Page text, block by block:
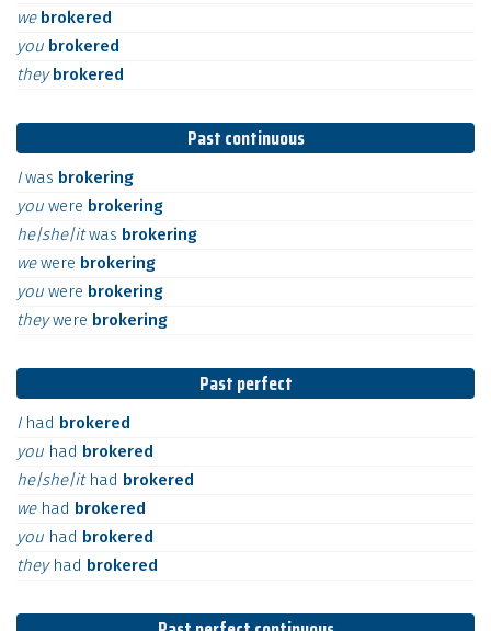
we brokered
you brokered
theybrokered
Past continuous
Iwas brokering
you were brokering
he|she|itwas brokering
wewere brokering
you were brokering
theywere brokering
Past perfect
I had brokered
you had brokered
he|she|it had brokered
we had brokered
you had brokered
they had brokered